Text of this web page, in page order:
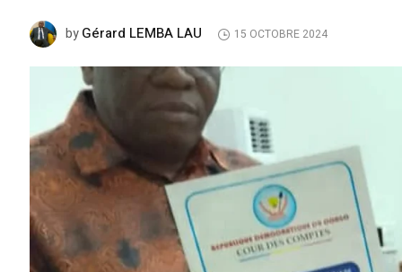
byGérard LEMBA LAU 15 OCTOBRE 2024